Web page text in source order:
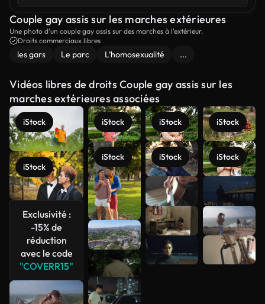
Couple gay assis sur les marches extérieures
Une photo d'un couple gay assis sur des marches à l'extérieur.
Droits commerciaux libres
les gars Le parc L’homosexualité ...
Vidéos libres de droits Couple gay assis sur les
marches extérieures associées
iStock
iStock
Exclusivité :
-15% de
réduction
avec le code
"COVERR15"
iStock
iStock
iStock
iStock
iStock
iStock
Voir plus